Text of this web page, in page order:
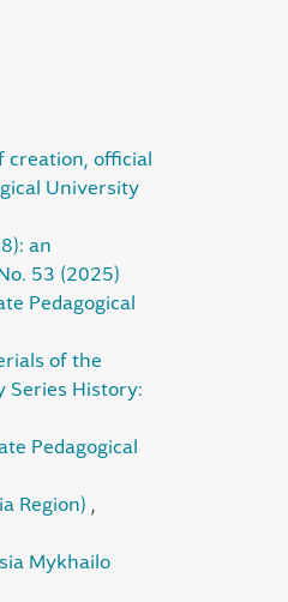
creation, official
University
an
53 (2025)
Pedagogical
of the
Series History:
Pedagogical
Region)
Mykhailo